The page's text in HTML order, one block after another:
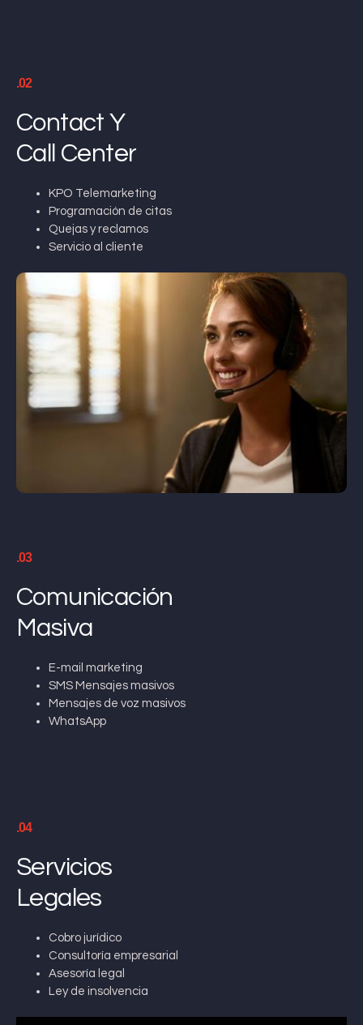
.02
Contact Y
Call Center
KPO Telemarketing
Programación de citas
Quejas y reclamos
Servicio al cliente
.03
Comunicación
Masiva
E-mail marketing
SMS Mensajes masivos
Mensajes de voz masivos
WhatsApp
.04
Servicios
Legales
Cobro jurídico
Consultoría empresarial
Asesoría legal
Ley de insolvencia